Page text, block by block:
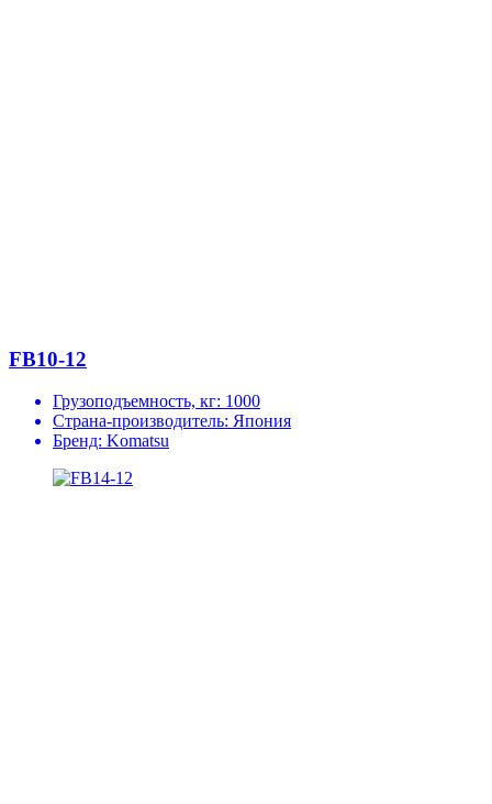
FB10-12
Грузоподъемность, кг: 1000
Страна-производитель: Япония
Бренд: Komatsu